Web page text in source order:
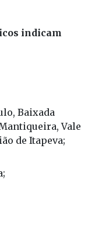
a
Baixada
de Itapeva;